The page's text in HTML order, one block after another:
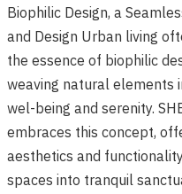
Biophilic Design, a
and Design Urban living
the essence of biophilic
weaving natural elements
wel-being and serenity.
embraces thisconcept,
aesthetics and
spaces into tranquil